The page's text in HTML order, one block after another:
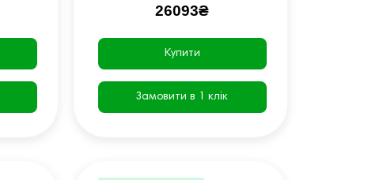
26093₴
Купити
Замовити в 1 клік